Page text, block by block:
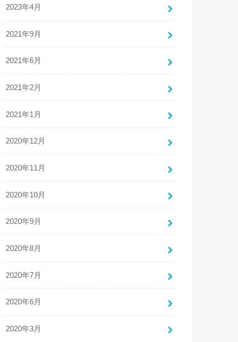
2023年4月
2021年9月
2021年6月
2021年2月
2021年1月
2020年12月
2020年11月
2020年10月
2020年9月
2020年8月
2020年7月
2020年6月
2020年3月